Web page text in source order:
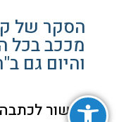
פתח סרגל נגישות
מככב בכל
והיום גם
קישור